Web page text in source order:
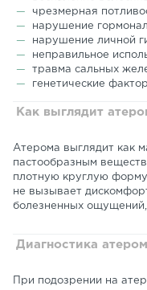
чрезмерная
нарушение
нарушение личной
неправильное
травма сальных
генетические
Как выглядит
Атерома выглядит как
пастообразным
плотную круглую
не вызывает
болезненных
Диагностика
При подозрении на